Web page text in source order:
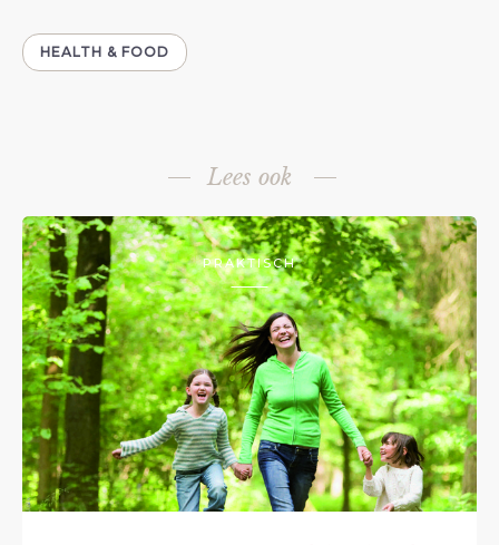
HEALTH & FOOD
Lees ook
PRAKTISCH